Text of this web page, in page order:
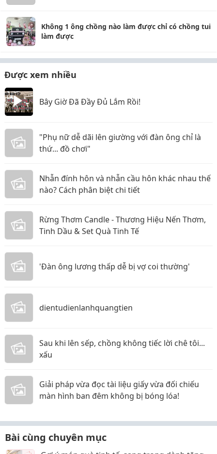
Không 1 ông chồng nào làm được chỉ có chồng tui
làm được
Được xem nhiều
Bây Giờ Đã Đầy Đủ Lắm Rồi!
"Phụ nữ dễ dãi lên giường với đàn ông chỉ là
thứ... đồ chơi"
Nhẫn đính hôn và nhẫn cầu hôn khác nhau thế
nào? Cách phân biệt chi tiết
Rừng Thơm Candle - Thương Hiệu Nến Thơm,
Tinh Dầu & Set Quà Tinh Tế
'Đàn ông lương thấp dễ bị vợ coi thường'
dientudienlanhquangtien
Sau khi lên sếp, chồng không tiếc lời chê tôi...
xấu
Giải pháp vừa đọc tài liệu giấy vừa đối chiếu
màn hình ban đêm không bị bóng lóa!
Bài cùng chuyên mục